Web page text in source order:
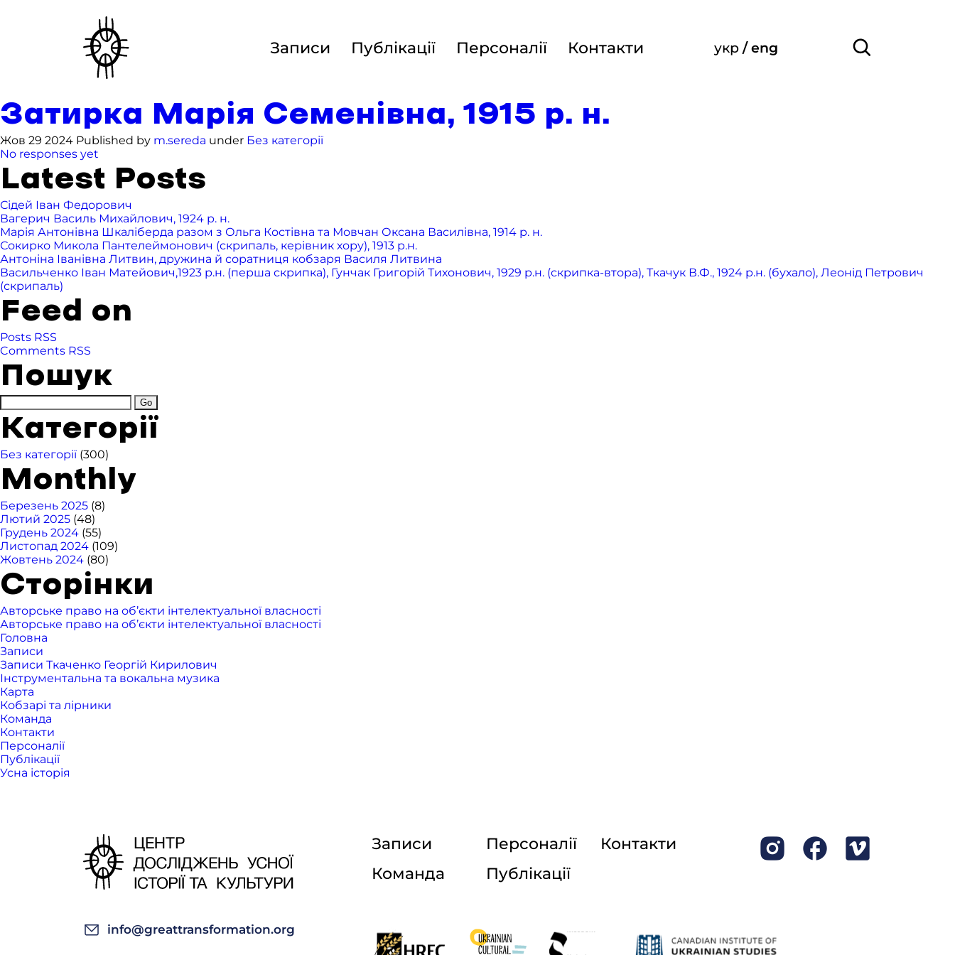
Записи Публікації Персоналії Контакти укр / eng
Затирка Марія Семенівна, 1915 р. н.
Жов 29 2024 Published by m.sereda under Без категорії
No responses yet
Latest Posts
Сідей Іван Федорович
Вагерич Василь Михайлович, 1924 р. н.
Марія Антонівна Шкаліберда разом з Ольга Костівна та Мовчан Оксана Василівна, 1914 р. н.
Сокирко Микола Пантелеймонович (скрипаль, керівник хору), 1913 р.н.
Антоніна Іванівна Литвин, дружина й соратниця кобзаря Василя Литвина
Васильченко Іван Матейович,1923 р.н. (перша скрипка), Гунчак Григорій Тихонович, 1929 р.н. (скрипка-втора), Ткачук В.Ф., 1924 р.н. (бухало), Леонід Петрович
(скрипаль)
Feed on
Posts RSS
Comments RSS
Пошук
Категорії
Без категорії (300)
Monthly
Березень 2025 (8)
Лютий 2025 (48)
Грудень 2024 (55)
Листопад 2024 (109)
Жовтень 2024 (80)
Сторінки
Авторське право на об’єкти інтелектуальної власності
Авторське право на об’єкти інтелектуальної власності
Головна
Записи
Записи Ткаченко Георгій Кирилович
Інструментальна та вокальна музика
Карта
Кобзарі та лірники
Команда
Контакти
Персоналії
Публікації
Усна історія
Записи
Команда
Персоналії
Публікації
Контакти
info@greattransformation.org